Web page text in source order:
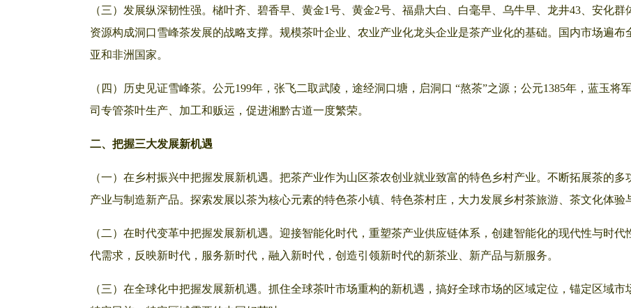
（三）发展纵深韧性强。槠叶齐、碧香早、黄金1号、黄金2号、福鼎大白、白毫早、乌牛早、龙井43、安化
资源构成洞口雪峰茶发展的战略支撑。规模茶叶企业、农业产业化龙头企业是茶产业化的基础。国内市场遍
亚和非洲国家。
（四）历史见证雪峰茶。公元199年，张飞二取武陵，途经洞口塘，启洞口 “熬茶”之源；公元1385年，蓝玉
司专管茶叶生产、加工和贩运，促进湘黔古道一度繁荣。
二、把握三大发展新机遇
（一）在乡村振兴中把握发展新机遇。把茶产业作为山区茶农创业就业致富的特色乡村产业。不断拓展茶的
产业与制造新产品。探索发展以茶为核心元素的特色茶小镇、特色茶村庄，大力发展乡村茶旅游、茶文化体验
（二）在时代变革中把握发展新机遇。迎接智能化时代，重塑茶产业供应链体系，创建智能化的现代性与时
代需求，反映新时代，服务新时代，融入新时代，创造引领新时代的新茶业、新产品与新服务。
（三）在全球化中把握发展新机遇。抓住全球茶叶市场重构的新机遇，搞好全球市场的区域定位，锚定区域